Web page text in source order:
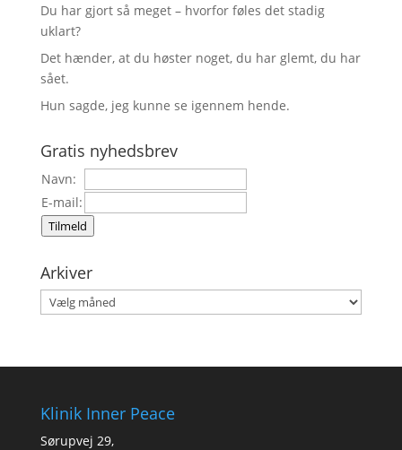
Du har gjort så meget – hvorfor føles det stadig
uklart?
Det hænder, at du høster noget, du har glemt, du har
sået.
Hun sagde, jeg kunne se igennem hende.
Gratis nyhedsbrev
Navn:
E-mail:
Tilmeld
Arkiver
Arkiver
Klinik Inner Peace
Sørupvej 29,